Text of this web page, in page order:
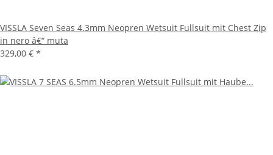
VISSLA Seven Seas 4.3mm Neopren Wetsuit Fullsuit mit Chest Zip
in nero â€“ muta
329,00 € *